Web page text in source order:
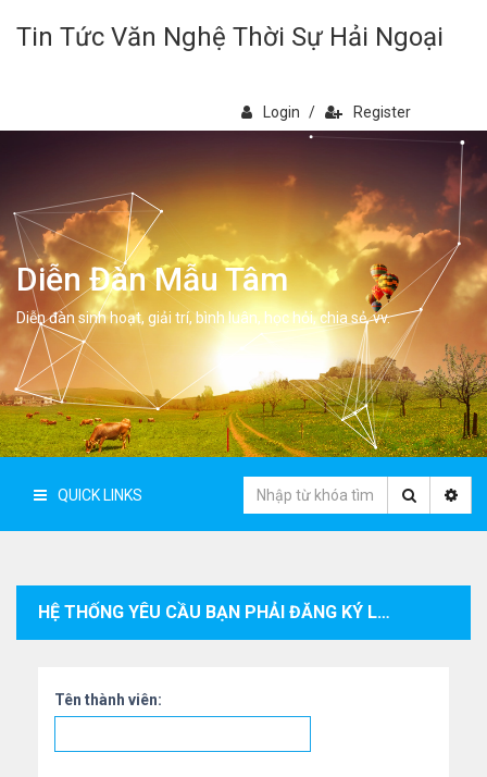
Tin Tức Văn Nghệ Thời Sự Hải Ngoại
Login / Register
Diễn Đàn Mẫu Tâm
Diễn đàn sinh hoạt, giải trí, bình luân, học hỏi, chia sẻ, vv.
QUICK LINKS
HỆ THỐNG YÊU CẦU BẠN PHẢI ĐĂNG KÝ LÀM THÀNH VIÊN VÀ ĐĂNG NHẬP VÀO HỆ THỐNG ĐỂ XEM THÔNG TIN CÁ NHÂN CỦA THÀNH VIÊN.
Tên thành viên: